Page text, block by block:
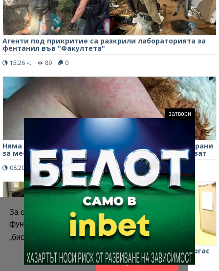
За осигуряване на правилното
функциониране на уебсайта ние използваме
„бисквитки“.
Повече информация
Приемам
Агенти под прикритие са разкрили лабораторията за
фентанил във "Факултета"
15:26 ч. 89 0
Няма край! Над 30 заразени с морбили са регистрирани
за месец във Врачанско, имунизациите продължават
08:20 ч. 316
ГДБОП и СБУ закопчаха украински наркобарон в Бургас
09:18 ч. 261 0
затвори